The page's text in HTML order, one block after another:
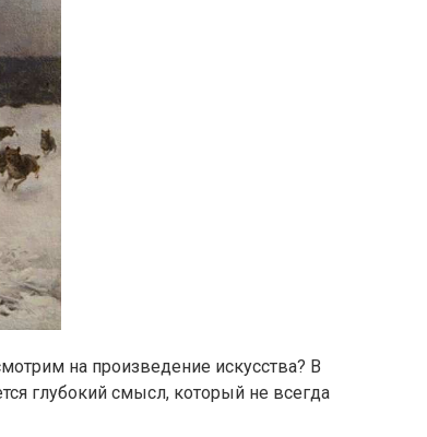
на произведение искусства? В
глубокий смысл, который не всегда